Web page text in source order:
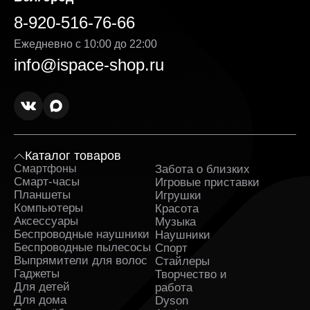
Google Pixel 9 Pro XL указанная на сайте,
является окончательной — без навязанных услуг
и дополнительных комиссий. Мы делаем всё,
чтобы каждая покупка была действительно
выгодной.
Оригинальные товары в ассортименте с
гарантией. Вся продукция поставляется
каждому заказу прилагаются гарантийные
Оперативная доставка Google Pixel 9 Pro XL в
Белгороде и полное сопровождение заказа.
Заявка обрабатывается сразу после
оформления и быстро передаётся в службу,
которая занимается доставкой. На каждом этапе
вы получаете уведомления и можете
отслеживать путь заказа.
Поддержка клиентов и бонусные предложения.
Служба поддержки работает ежедневно и
помогает решить любые вопросы до и после
покупки. Постоянным клиентам доступны
8-920-516-76-66
Ежедневно с 10:00 до 22:00
info@ispace-shop.ru
Каталог товаров
Смартфоны
Смарт-часы
Планшеты
Компьютеры
Аксессуары
Беспроводные наушники
Беспроводные пылесосы
Выпрямители для волос
Гаджеты
Для детей
Для дома
Забота о близких
Игровые приставки
Игрушки
Красота
Музыка
Наушники
Спорт
Стайлеры
Творчество и
работа
Dyson